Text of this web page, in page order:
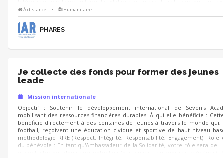
associative.
À distance • Humanitaire
PHARES
Je collecte des fonds pour former des jeunes
leade
Mission internationale
Objectif : Soutenir le développement international de Seven's
mobilisant des ressources financières durables. À qui elle bénéficie :
bénéficie directement à des centaines de jeunes à travers le monde qui,
football, reçoivent une éducation civique et sportive de haut niveau
méthodologie RIRE (Respect, Intégrité, Responsabilité, Engagement). Rôle
du bénévole : En tant qu'Ambassadeur de la Solidarité, votre rôle sera de :